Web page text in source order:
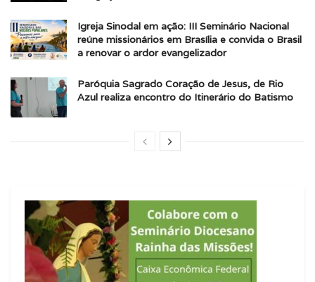
Igreja Sinodal em ação: III Seminário Nacional
reúne missionários em Brasília e convida o Brasil
a renovar o ardor evangelizador
Paróquia Sagrado Coração de Jesus, de Rio
Azul realiza encontro do Itinerário do Batismo